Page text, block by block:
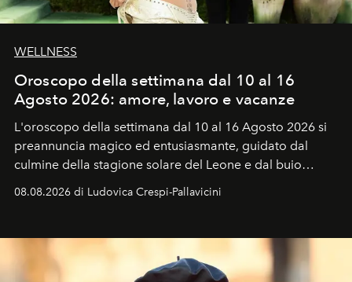
WELLNESS
Oroscopo della settimana dal 10 al 16
Agosto 2026: amore, lavoro e vacanze
L'oroscopo della settimana dal 10 al 16 Agosto 2026 si
preannuncia magico ed entusiasmante, guidato dal
culmine della stagione solare del Leone e dal buio
favorevole della Luna nuova in Leone del 12 agosto,
ideale per la notte delle Perseidi.
08.08.2026 di Ludovica Crespi-Pallavicini